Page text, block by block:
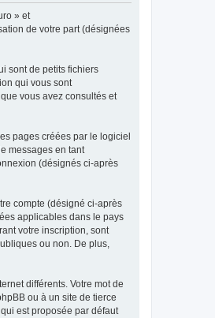
» et
de votre part (désignées
sont de petits fichiers
qui vous sont
vous avez consultés et
pages créées par le logiciel
messages en tant
(désignés ci-après
compte (désigné ci-après
applicables dans le pays
votre inscription, sont
ou non. De plus,
différents. Votre mot de
ou à un site de tierce
est proposée par défaut